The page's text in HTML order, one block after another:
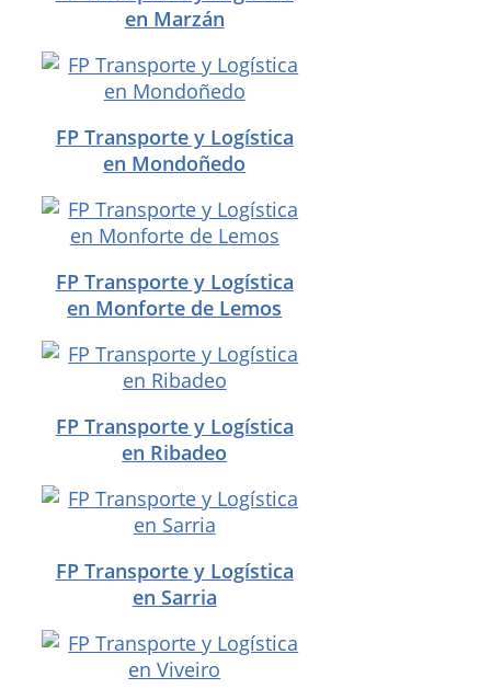
en Marzán
FP Transporte y Logística
en Mondoñedo
FP Transporte y Logística
en Monforte de Lemos
FP Transporte y Logística
en Ribadeo
FP Transporte y Logística
en Sarria